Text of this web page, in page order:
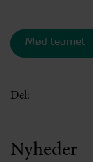
Mød teamet
Del:
Nyheder